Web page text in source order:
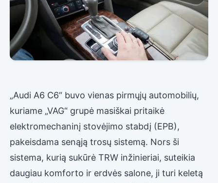
„Audi A6 C6“ buvo vienas pirmųjų automobilių,
kuriame „VAG“ grupė masiškai pritaikė
elektromechaninį stovėjimo stabdį (EPB),
pakeisdama senąją trosų sistemą. Nors ši
sistema, kurią sukūrė TRW inžinieriai, suteikia
daugiau komforto ir erdvės salone, ji turi keletą